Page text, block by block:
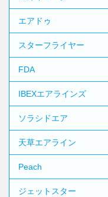
エアドゥ
スターフライヤー
FDA
IBEXエアラインズ
ソラシドエア
天草エアライン
Peach
ジェットスター